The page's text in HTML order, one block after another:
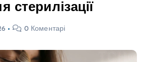
стерилізації
0 Коментарі